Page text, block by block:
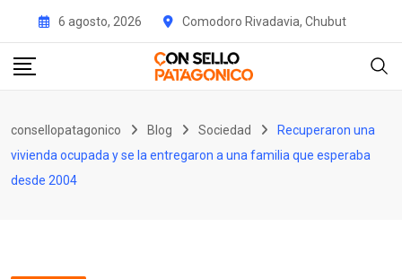
content
6 agosto, 2026 Comodoro Rivadavia, Chubut
consellopatagonico Blog Sociedad
Recuperaron una
vivienda ocupada y se la entregaron a una familia que esperaba
desde 2004